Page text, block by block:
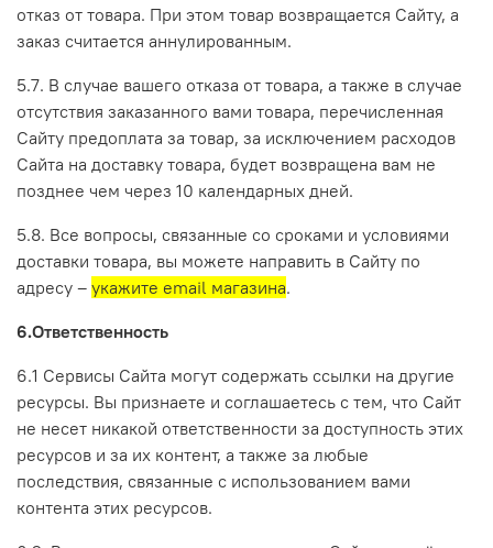
отказ от товара. При этом товар возвращается Сайту, а
заказ считается аннулированным.
5.7. В случае вашего отказа от товара, а также в случае
отсутствия заказанного вами товара, перечисленная
Сайту предоплата за товар, за исключением расходов
Сайта на доставку товара, будет возвращена вам не
позднее чем через 10 календарных дней.
5.8. Все вопросы, связанные со сроками и условиями
доставки товара, вы можете направить в Сайту по
адресу – укажите email магазина.
6.Ответственность
6.1 Сервисы Сайта могут содержать ссылки на другие
ресурсы. Вы признаете и соглашаетесь с тем, что Сайт
не несет никакой ответственности за доступность этих
ресурсов и за их контент, а также за любые
последствия, связанные с использованием вами
контента этих ресурсов.